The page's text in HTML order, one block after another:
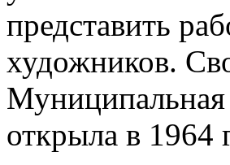
представить
художников.
Муниципальная
открыла в 1964